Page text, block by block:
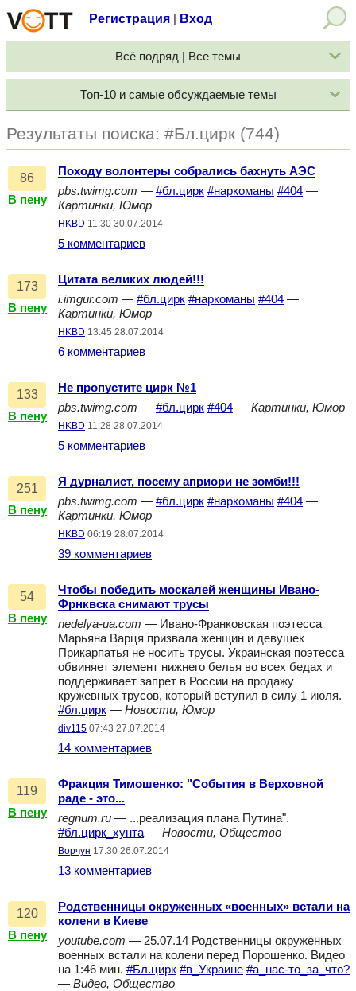
Регистрация Вход
Всё подряд | Все темы
Топ-10 и самые обсуждаемые темы
Результаты поиска: #Бл.цирк (744)
86
В пену
Походу волонтеры собрались бахнуть АЭС
pbs.twimg.com — #бл.цирк #наркоманы #404 —
Картинки, Юмор
HKBD 11:30 30.07.2014
5 комментариев
173
В пену
Цитата великих людей!!!
i.imgur.com — #бл.цирк #наркоманы #404 —
Картинки, Юмор
HKBD 13:45 28.07.2014
6 комментариев
133
В пену
Не пропустите цирк №1
pbs.twimg.com — #бл.цирк #404 — Картинки, Юмор
HKBD 11:28 28.07.2014
5 комментариев
251
В пену
Я дурналист, посему априори не зомби!!!
pbs.twimg.com — #бл.цирк #наркоманы #404 —
Картинки, Юмор
HKBD 06:19 28.07.2014
39 комментариев
54
В пену
Чтобы победить москалей женщины Ивано-
Фрнквска снимают трусы
nedelya-ua.com — Ивано-Франковская поэтесса
Марьяна Варця призвала женщин и девушек
Прикарпатья не носить трусы. Украинская поэтесса
обвиняет элемент нижнего белья во всех бедах и
поддерживает запрет в России на продажу
кружевных трусов, который вступил в силу 1 июля.
#бл.цирк — Новости, Юмор
div115 07:43 27.07.2014
14 комментариев
119
В пену
Фракция Тимошенко: "События в Верховной
раде - это...
regnum.ru — ...реализация плана Путина".
#бл.цирк_хунта — Новости, Общество
Ворчун 17:30 26.07.2014
13 комментариев
120
В пену
Родственницы окруженных «военных» встали на
колени в Киеве
youtube.com — 25.07.14 Родственницы окруженных
военных встали на колени перед Порошенко. Видео
на 1:46 мин. #Бл.цирк #в_Украине #а_нас-то_за_что?
— Видео, Общество